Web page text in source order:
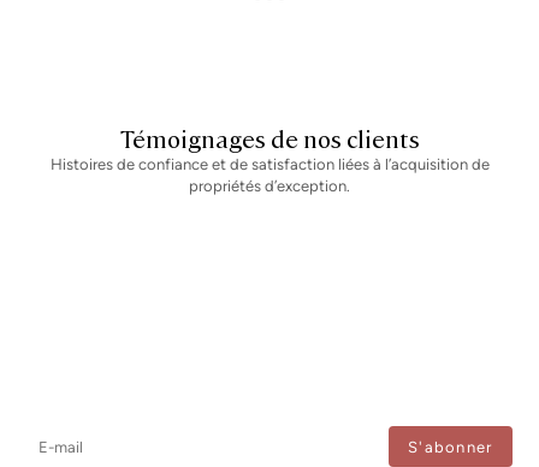
Témoignages de nos clients
Histoires de confiance et de satisfaction liées à l’acquisition de
propriétés d’exception.